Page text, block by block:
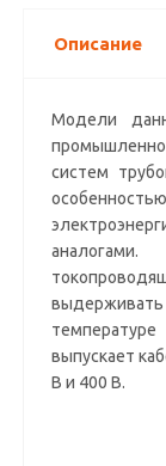
Описание
Модели
систем
выдерживать
выпускает
В и 400 В.